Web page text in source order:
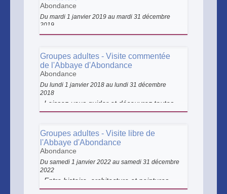
Abondance
Du mardi 1 janvier 2019 au mardi 31 décembre
2019
Laissez-vous surprendre par cette visite
découverte de l’église et du cloître,
accédez aux charpentes de l’Abbaye !
Tels des experts, explorez l’ossature du
monastère, elle vous livrera tous ses
secrets !
Groupes adultes - Visite commentée
de l'Abbaye d'Abondance
Abondance
Du lundi 1 janvier 2018 au lundi 31 décembre
2018
Laissez-vous guider et découvrez toutes
les richesses de l’Abbaye d’Abondance.
conventuels en passant par le cloître et
l’ancien verger, ce monument
emblématique du Chablais vous dévoilera
tous ses secrets.
Groupes adultes - Visite libre de
l'Abbaye d'Abondance
Abondance
Du samedi 1 janvier 2022 au samedi 31 décembre
2022
Entre histoire, architecture et peintures
murales, flânez en toute liberté au cœur